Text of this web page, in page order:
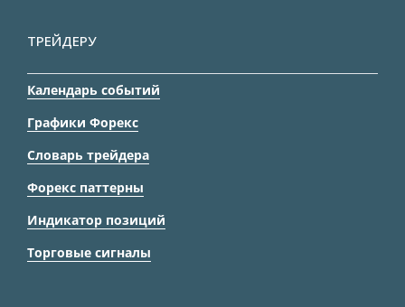
ТРЕЙДЕРУ
Календарь событий
Графики Форекс
Словарь трейдера
Форекс паттерны
Индикатор позиций
Торговые сигналы